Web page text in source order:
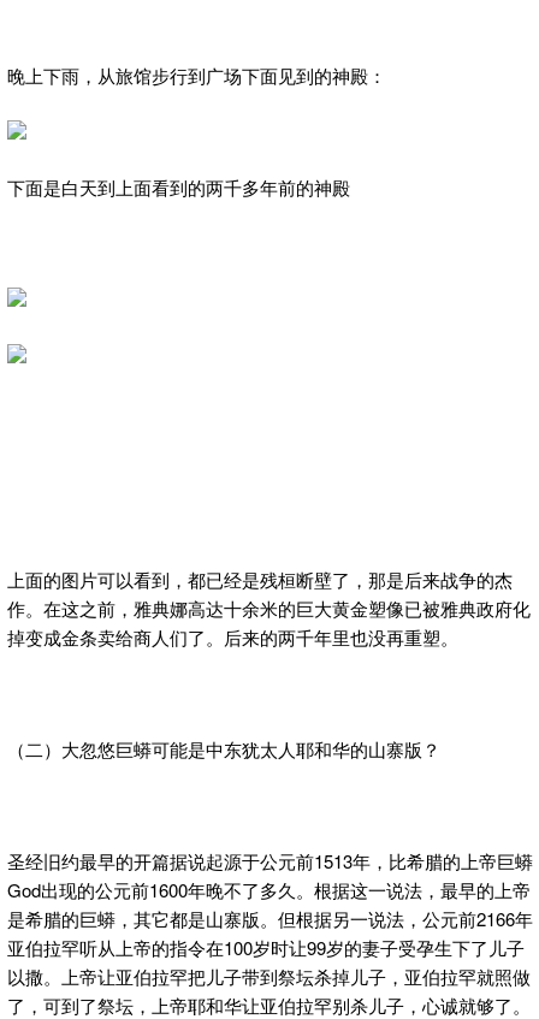
晚上下雨，从旅馆步行到广场下面见到的神殿：
下面是白天到上面看到的两千多年前的神殿
上面的图片可以看到，都已经是残桓断壁了，那是后来战争的杰
作。在这之前，雅典娜高达十余米的巨大黄金塑像已被雅典政府化
掉变成金条卖给商人们了。后来的两千年里也没再重塑。
（二）大忽悠巨蟒可能是中东犹太人耶和华的山寨版？
圣经旧约最早的开篇据说起源于公元前1513年，比希腊的上帝巨蟒
God出现的公元前1600年晚不了多久。根据这一说法，最早的上帝
是希腊的巨蟒，其它都是山寨版。但根据另一说法，公元前2166年
亚伯拉罕听从上帝的指令在100岁时让99岁的妻子受孕生下了儿子
以撒。上帝让亚伯拉罕把儿子带到祭坛杀掉儿子，亚伯拉罕就照做
了，可到了祭坛，上帝耶和华让亚伯拉罕别杀儿子，心诚就够了。